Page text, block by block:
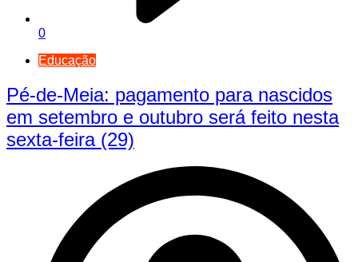
0
Educação
Pé-de-Meia: pagamento para nascidos
em setembro e outubro será feito nesta
sexta-feira (29)